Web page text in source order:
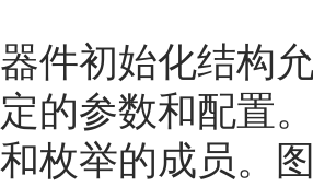
器件初始化结构
定的参数和配置
和枚举的成员。